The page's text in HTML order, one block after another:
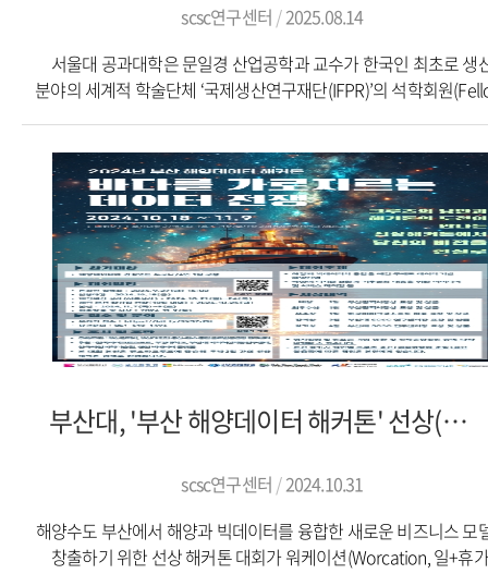
탄소중립 글로벌 공급망 연구센터)의 지원을 받아 수행됐다. 연구
동시에 입증했다.심성현 교수와 김중락 교수는 “스마트 항만과 같이
의사결정이 요구되는 산업 현장에서, 경량화된 AI 기술은 안정성
효율성을 동시에 확보할 수 있는 핵심 요소”라며 “이번 수상을 계
나가겠다”고 전했다.출처 : 뉴스경남(https://www.newsgn.com)
scsc연구센터 2025.08.14
서울대 공과대학은 문일경 산업공학과 교수가 한국인 최초로 생
분야의 세계적 학술단체 ‘국제생산연구재단(IFPR)’의 석학회원
석학회원은 학회가 부여하는 최고 영예의 회원 자격으로, 엄격한 절
거쳐 선발된다. 지금까지 전 세계에서 단 22명의 연구자만이 이 자
얻었으며, 작고한 3명을 제외하면 현재 활동 중인 석학회원은 19
불과하다.문 교수는 “2019년에 IFPR의 이사로 선정된 데 이어 이
석학회원으로 선출되어 무척 영광스럽다. 저보다 앞서 서울대의 강
명예교수님과 박진우 명예교수님이 1980년대 중반부터 IFPR에
활발히 활동하시며 한국 학계의 위상을 높이신 노고에 감사를 드린
“앞으로 후배 산업공학도들이 본인 전공 분야의 국제학회에 꾸준
참석해 좋은 연구 성과를 많이 발표하고, 해외 학자들과의 네트워
탄탄히 구축해 한국 산업공학의 수준을 한 단계 더 도약시키길 바란
당부했다.서울대에서 학·석사를 마치고 미국 컬럼비아대에서
2012년부터 서울대에서 교수로 재직 중이다. 생산관리·물류관
2018년 서울대 학술연구상을 수상했으며, 지난해에는
한국과학기술한림원 정회원으로 선정된 바 있다.출처:
부산대, '부산 해양데이터 해커톤' 선상(船上) 개최
scsc연구센터 2024.10.31
해양수도 부산에서 해양과 빅데이터를 융합한 새로운 비즈니스 모
창출하기 위한 선상 해커톤 대회가 워케이션(Worcation, 일+휴